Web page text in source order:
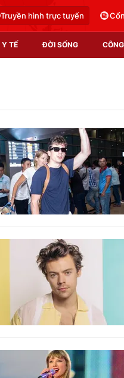
Truyền hình trực tuyến
Y TẾ ĐỜI SỐNG
Video
Shorts video
Podcast
EMagazine
Photo
Infographic
Góc ảnh
Công nghệ
Hitech Công nghệ tương
Sản phẩm